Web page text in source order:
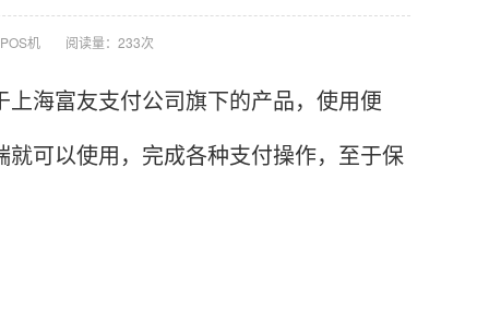
机 阅读量：233次
海富友支付公司旗下的产品，使用便
可以使用，完成各种支付操作，至于保